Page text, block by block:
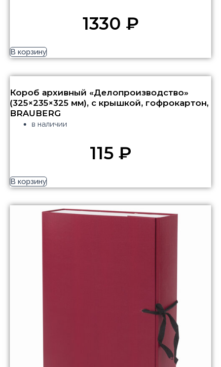
1330 ₽
В корзину
Короб архивный «Делопроизводство»
(325×235×325 мм), с крышкой, гофрокартон,
BRAUBERG
в наличии
115 ₽
В корзину